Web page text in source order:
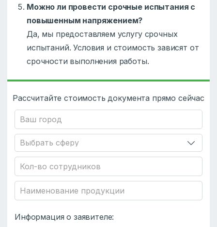
Можно ли провести срочные испытания с
повышенным напряжением?
Да, мы предоставляем услугу срочных
испытаний. Условия и стоимость зависят от
срочности выполнения работы.
Рассчитайте стоимость документа прямо сейчас
Информация о заявителе: